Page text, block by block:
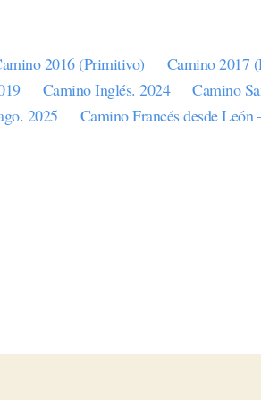
2016 (Primitivo)
Camino 2017
Camino Inglés. 2024
Camino
2025
Camino Francés desde León